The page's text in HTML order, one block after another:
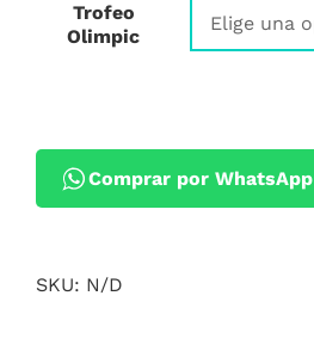
Trofeo
Olimpic
Comprar por WhatsApp
SKU: N/D